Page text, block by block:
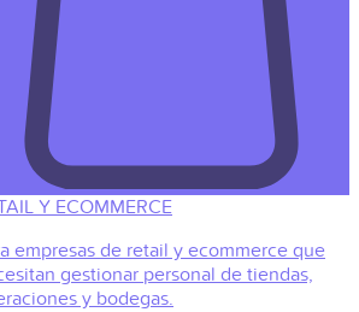
Y ECOMMERCE
empresas de retail y ecommerce que
gestionar personal de tiendas,
y bodegas.